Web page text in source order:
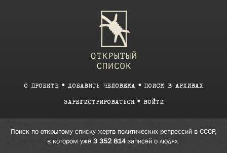
О ПРОЕКТЕ ДОБАВИТЬ ЧЕЛОВЕКА ПОИСК В АРХИВАХ
ЗАРЕГИСТРИРОВАТЬСЯ ВОЙТИ
Поиск по открытому списку жертв политических репрессий в СССР,
в котором уже 3 352 814записей о людях.